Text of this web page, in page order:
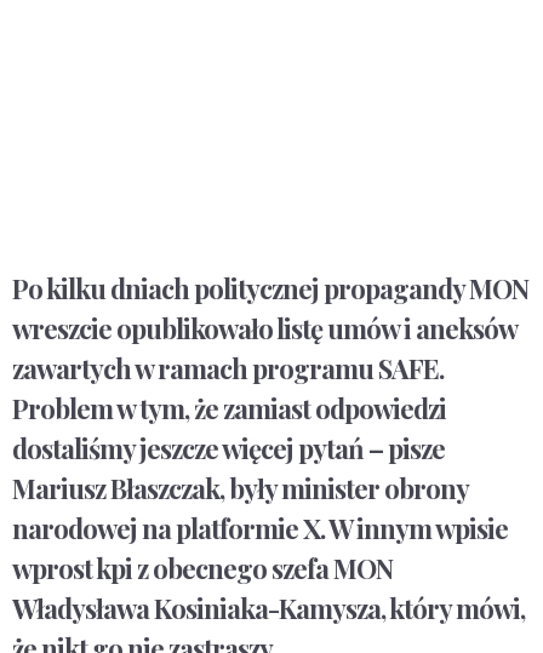
Po kilku dniach politycznej propagandy MON
wreszcie opublikowało listę umów i aneksów
zawartych w ramach programu SAFE.
Problem w tym, że zamiast odpowiedzi
dostaliśmy jeszcze więcej pytań – pisze
Mariusz Błaszczak, były minister obrony
narodowej na platformie X. W innym wpisie
wprost kpi z obecnego szefa MON
Władysława Kosiniaka-Kamysza, który mówi,